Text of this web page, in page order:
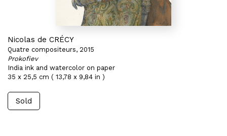
Nicolas de CRÉCY
Quatre compositeurs, 2015
Prokofiev
India ink and watercolor on paper
35 x 25,5 cm ( 13,78 x 9,84 in )
Sold